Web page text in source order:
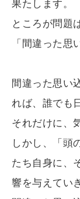
果たします。
ところが問題
「間違った思
間違った思い
れば、誰でも
それだけに、
しかし、「頭
たち自身に、
響を与えてい